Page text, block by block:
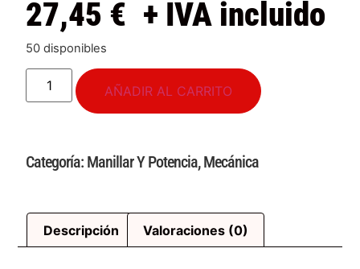
27,45 € + IVA incluido
50 disponibles
AÑADIR AL CARRITO
Categoría: Manillar Y Potencia,Mecánica
Descripción Valoraciones (0)